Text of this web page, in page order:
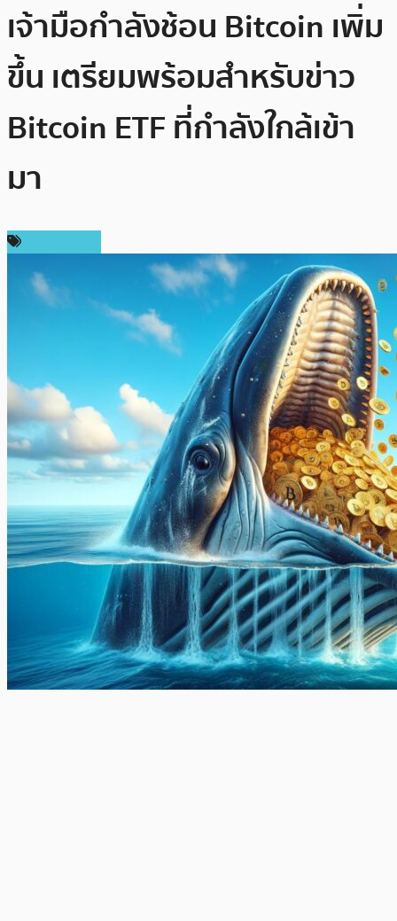
เจ้ามือกำลังช้อน Bitcoin เพิ่ม
ขึ้น เตรียมพร้อมสำหรับข่าว
Bitcoin ETF ที่กำลังใกล้เข้า
มา